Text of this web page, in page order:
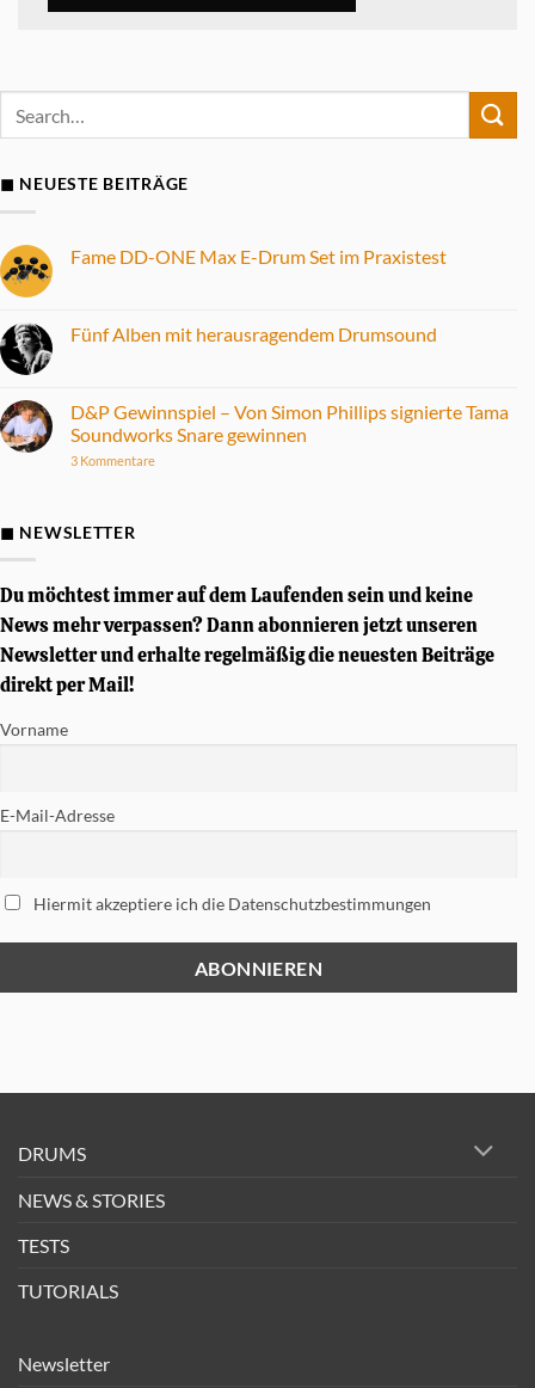
◼ NEUESTE BEITRÄGE
Fame DD-ONE Max E-Drum Set im Praxistest
Fame
DD-
Drum
Set
im
Fünf Alben mit herausragendem Drumsound
Fünf
Alben
mit
Drumsound
D&P Gewinnspiel – Von Simon Phillips signierte Tama
Soundworks Snare gewinnen
3 Kommentarezu
Soundworks
gewinnen
◼ NEWSLETTER
Du möchtest immer auf dem Laufenden sein und keine
News mehr verpassen? Dann abonnieren jetzt unseren
Newsletter und erhalte regelmäßig die neuesten Beiträge
direkt per Mail!
Vorname
E-Mail-Adresse
Hiermit akzeptiere ich die Datenschutzbestimmungen
DRUMS
NEWS & STORIES
TESTS
TUTORIALS
Newsletter